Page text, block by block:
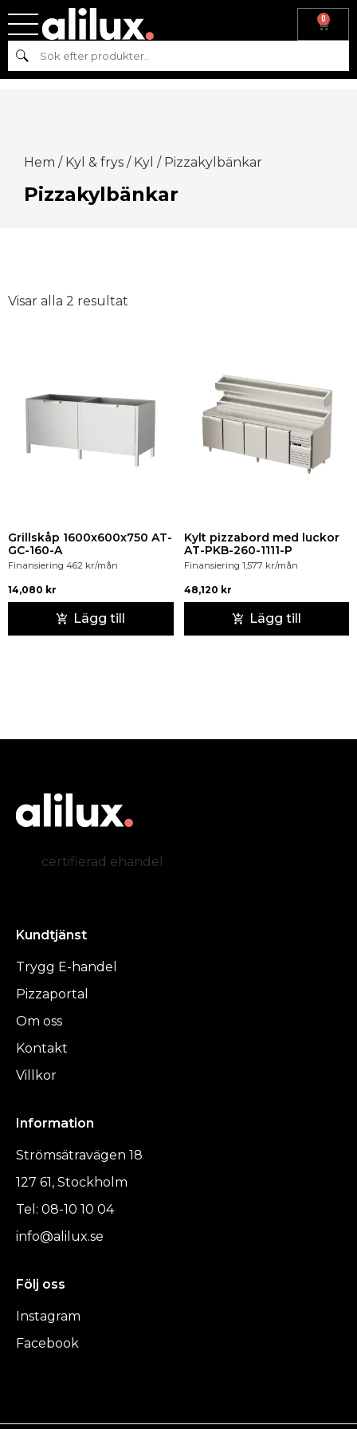
0
Sök
Hem / Kyl & frys / Kyl / Pizzakylbänkar
Pizzakylbänkar
Visar alla 2 resultat
Grillskåp 1600x600x750 AT-
GC-160-A
Finansiering 462 kr/mån
14,080 kr
Lägg till
Kylt pizzabord med luckor
AT-PKB-260-1111-P
Finansiering 1,577 kr/mån
48,120 kr
Lägg till
certifierad ehandel
Kundtjänst
Trygg E-handel
Pizzaportal
Om oss
Kontakt
Villkor
Information
Strömsätravägen 18
127 61, Stockholm
Tel: 08-10 10 04
info@alilux.se
Följ oss
Instagram
Facebook